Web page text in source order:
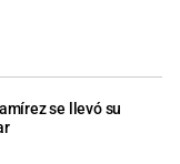
se llevó su